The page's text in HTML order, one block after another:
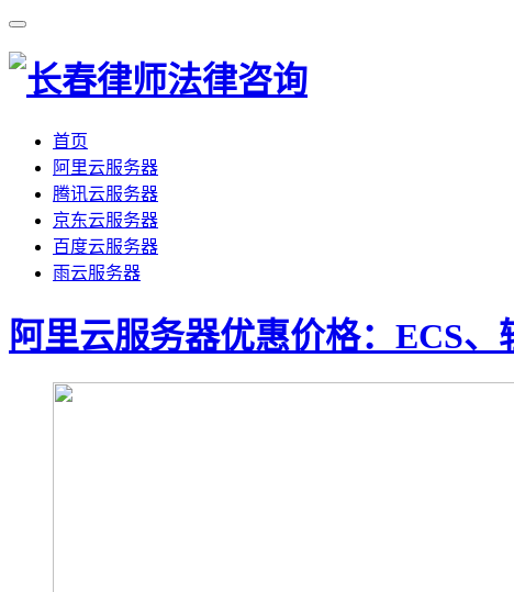
首页
阿里云服务器
腾讯云服务器
京东云服务器
百度云服务器
雨云服务器
阿里云服务器优惠价格：ECS